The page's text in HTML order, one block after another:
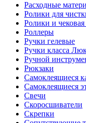
Расходные
Ролики для
Ролики и чековая
Роллеры
Ручки гелевые
Ручки класса
Ручной
Рюкзаки
Самоклеящиеся
Самоклеящиеся
Свечи
Скоросшиватели
Скрепки